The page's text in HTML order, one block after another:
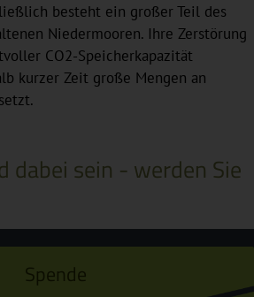
besteht ein großer Teil des
Niedermooren. Ihre Zerstörung
CO2-Speicherkapazität
kurzer Zeit große Mengen an
dabei sein - werden Sie
Spende